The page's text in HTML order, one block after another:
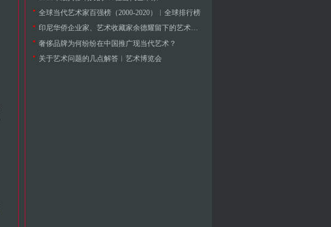
全球当代艺术家百强榜（2000-2020）︱全球排行榜
印尼华侨企业家、艺术收藏家余德耀留下的艺术与社会遗产
奢侈品牌为何纷纷在中国推广现当代艺术？
关于艺术问题的几点解答︱艺术博览会